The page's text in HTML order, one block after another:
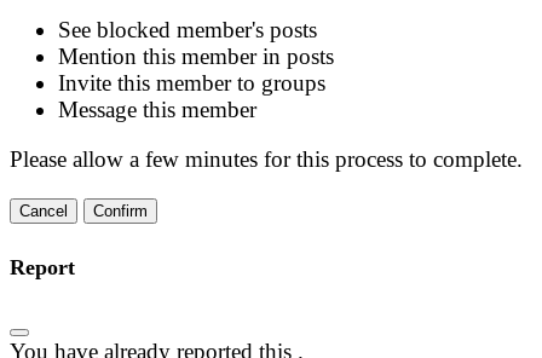
See blocked member's posts
Mention this member in posts
Invite this member to groups
Message this member
Please allow a few minutes for this process to complete.
Confirm
Report
You have already reported this .